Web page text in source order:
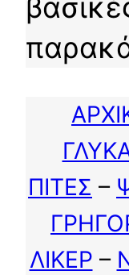
ΠΙΤΕΣ –
ΛΙΚΕΡ –